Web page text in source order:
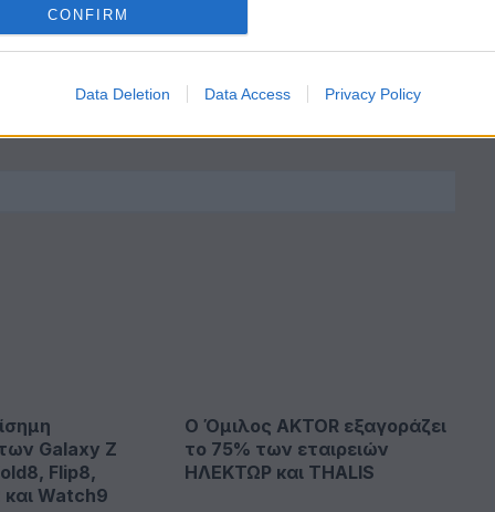
CONFIRM
Data Deletion Data Access Privacy Policy
βάσει της λογικής «Disruption in Action»
Galaxy Z
Flip8,
Watch9
Ο Όμιλος AKTOR εξαγοράζει
το 75% των εταιρειών
ΗΛΕΚΤΩΡ και THALIS